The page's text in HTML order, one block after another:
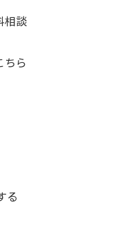
相談
ちら
る